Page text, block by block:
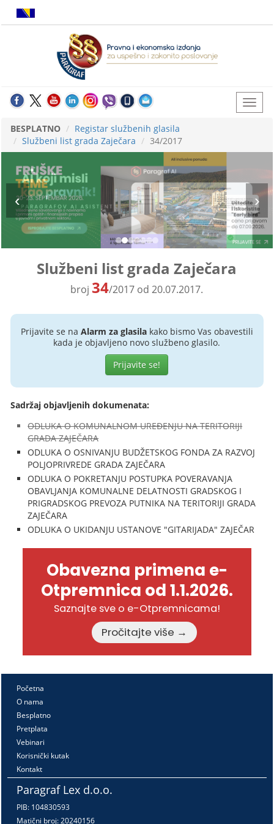
BESPLATNO
Registar službenih glasila
Službeni list grada Zaječara
34/2017
Službeni list grada Zaječara
broj 34/2017 od 20.07.2017.
Prijavite se na Alarm za glasilakako bismo Vas obavestili
kada je objavljeno novo službeno glasilo.
Prijavite se!
Sadržaj objavljenih dokumenata:
ODLUKA O KOMUNALNOM UREĐENJU NA TERITORIJI
GRADA ZAJEČARA
ODLUKA O OSNIVANJU BUDŽETSKOG FONDA ZA RAZVOJ
POLJOPRIVREDE GRADA ZAJEČARA
ODLUKA O POKRETANJU POSTUPKA POVERAVANJA
OBAVLJANJA KOMUNALNE DELATNOSTI GRADSKOG I
PRIGRADSKOG PREVOZA PUTNIKA NA TERITORIJI GRADA
ZAJEČARA
ODLUKA O UKIDANJU USTANOVE "GITARIJADA" ZAJEČAR
Obavezna primena e-
Otpremnica od 1.1.2026.
Saznajte sve o e-Otpremnicama!
Pročitajte više →
Početna
O nama
Besplatno
Pretplata
Vebinari
Korisnički kutak
Kontakt
Paragraf Lex d.o.o.
PIB: 104830593
Matični broj: 20240156